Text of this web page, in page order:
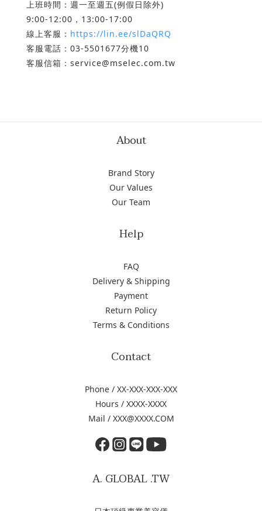
上班時間：週一至週五(例假日除外)
9:00-12:00，13:00-17:00
線上客服： https://lin.ee/slDaQRQ
客服電話：03-5501677分機10
客服信箱：service@mselec.com.tw
About
Brand Story
Our Values
Our Team
Help
FAQ
Delivery & Shipping
Payment
Return Policy
Terms & Conditions
Contact
Phone / XX-XXX-XXX-XXX
Hours / XXXX-XXXX
Mail / XXX@XXXX.COM
A. GLOBAL .TW